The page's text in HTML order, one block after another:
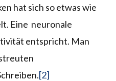
hat sich so etwas wie
Eine neuronale
entspricht. Man
[2]